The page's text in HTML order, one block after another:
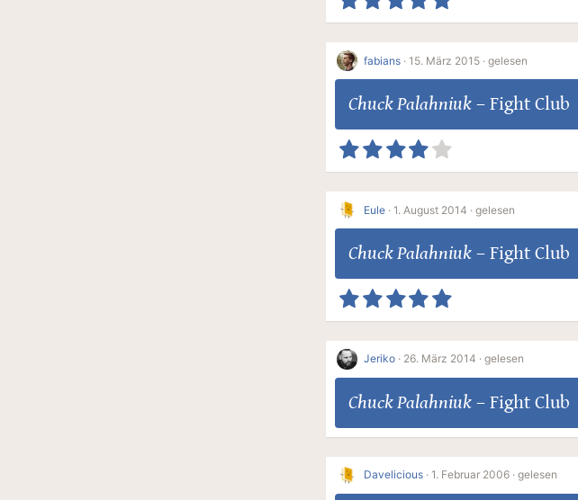
fabians · 15. März 2015 · gelesen
Chuck Palahniuk– Fight Club
Eule · 1. August 2014 · gelesen
Chuck Palahniuk– Fight Club
Jeriko · 26. März 2014 · gelesen
Chuck Palahniuk– Fight Club
Davelicious · 1. Februar 2006 · gelesen